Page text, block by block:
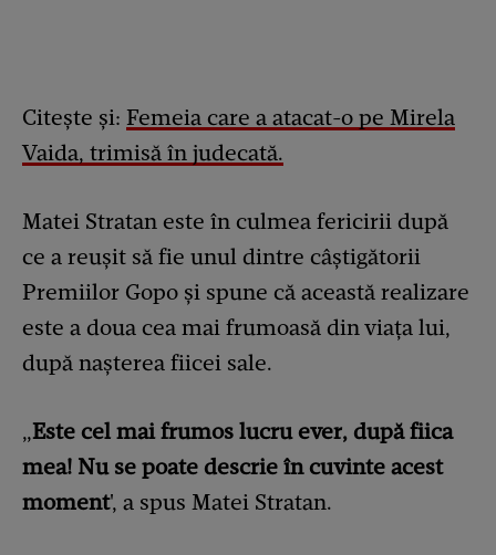
Citește și: Femeia care a atacat-o pe Mirela
Vaida, trimisă în judecată.
Matei Stratan este în culmea fericirii după
ce a reușit să fie unul dintre câștigătorii
Premiilor Gopo și spune că această realizare
este a doua cea mai frumoasă din viața lui,
după nașterea fiicei sale.
„Este cel mai frumos lucru ever, după fiica
mea! Nu se poate descrie în cuvinte acest
moment', a spus Matei Stratan.